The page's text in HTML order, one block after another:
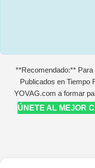
**Recomendado:**
Publicados en Tiempo
YOVAG.com a formar
ÚNETE AL MEJOR